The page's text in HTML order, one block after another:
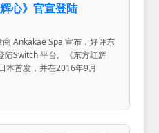
心》官宣登陆
Ankakae Spa 宣布，好评东
陆Switch 平台。《东方红辉
本首发，并在2016年9月